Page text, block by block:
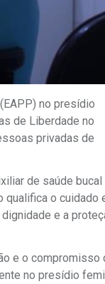
no presídio
de Liberdade no
privadas de
de saúde bucal
qualifica o cuidado
e a
e o compromisso
no presídio